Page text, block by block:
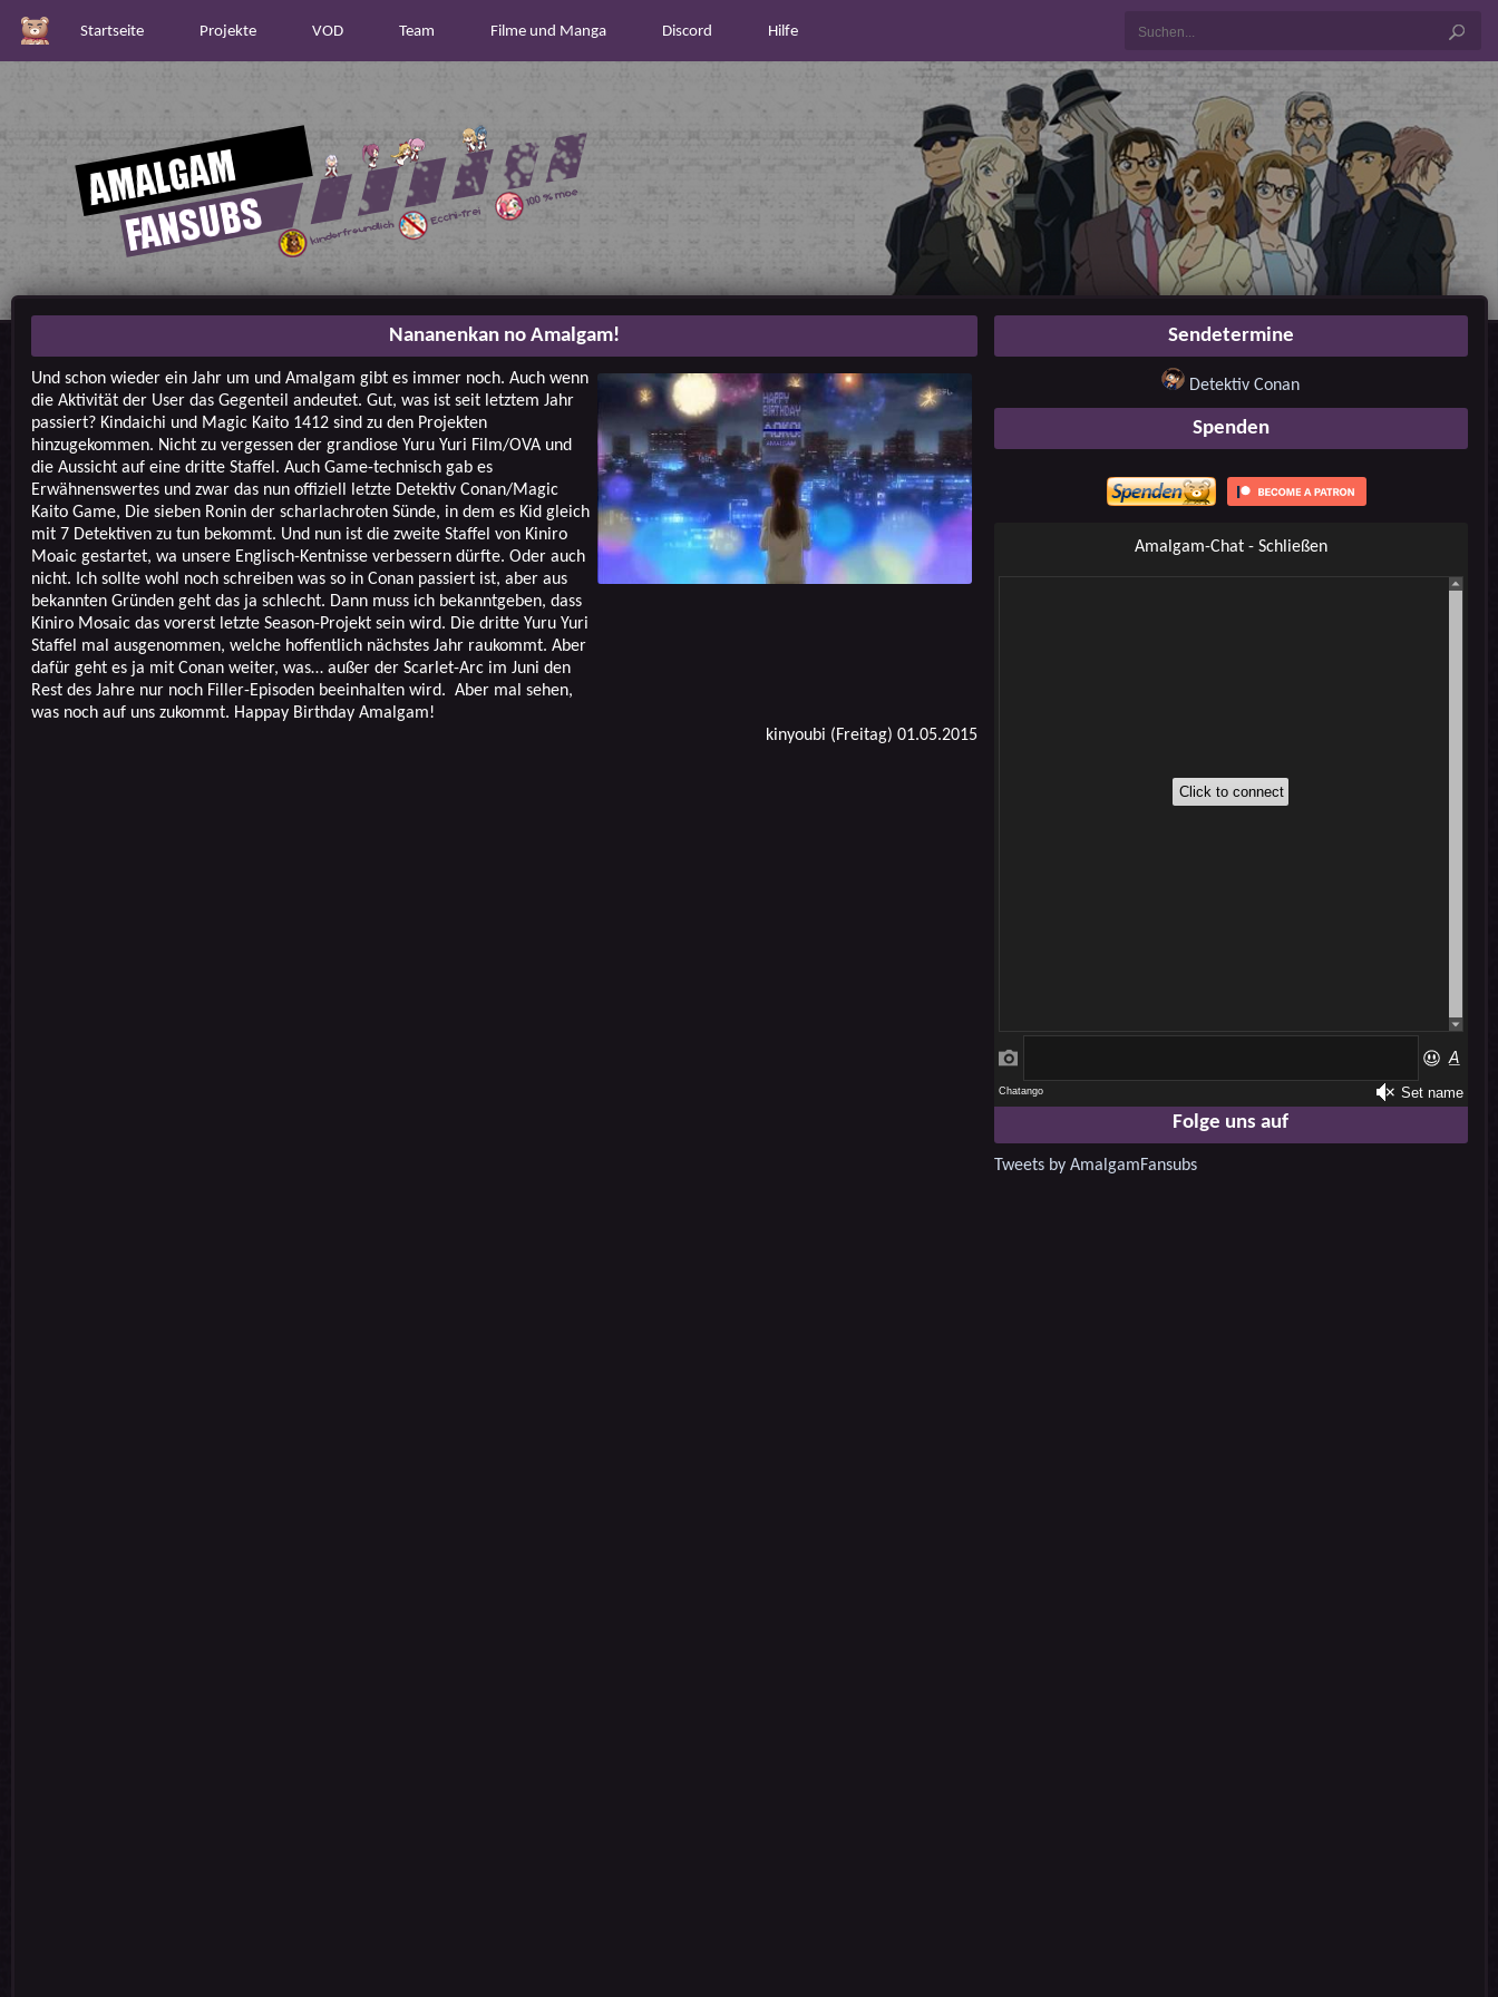
Startseite Projekte VOD Team Filme und Manga Discord Hilfe
Nananenkan no Amalgam!
Und schon wieder ein Jahr um und Amalgam gibt es immer noch. Auch wenn
die Aktivität der User das Gegenteil andeutet. Gut, was ist seit letztem Jahr
passiert? Kindaichi und Magic Kaito 1412 sind zu den Projekten
hinzugekommen. Nicht zu vergessen der grandiose Yuru Yuri Film/OVA und
die Aussicht auf eine dritte Staffel. Auch Game-technisch gab es
Erwähnenswertes und zwar das nun offiziell letzte Detektiv Conan/Magic
Kaito Game, Die sieben Ronin der scharlachroten Sünde, in dem es Kid gleich
mit 7 Detektiven zu tun bekommt. Und nun ist die zweite Staffel von Kiniro
Moaic gestartet, wa unsere Englisch-Kentnisse verbessern dürfte. Oder auch
nicht. Ich sollte wohl noch schreiben was so in Conan passiert ist, aber aus
bekannten Gründen geht das ja schlecht. Dann muss ich bekanntgeben, dass
Kiniro Mosaic das vorerst letzte Season-Projekt sein wird. Die dritte Yuru Yuri
Staffel mal ausgenommen, welche hoffentlich nächstes Jahr raukommt. Aber
dafür geht es ja mit Conan weiter, was… außer der Scarlet-Arc im Juni den
Rest des Jahre nur noch Filler-Episoden beeinhalten wird. Aber mal sehen,
was noch auf uns zukommt. Happay Birthday Amalgam!
kinyoubi (Freitag) 01.05.2015
Sendetermine
Detektiv Conan
Spenden
Amalgam-Chat - Schließen
Folge uns auf
Tweets by AmalgamFansubs